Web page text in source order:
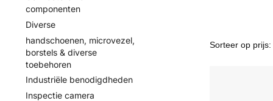
componenten
Diverse
handschoenen, microvezel,
borstels & diverse
toebehoren
Industriële benodigdheden
Inspectie camera